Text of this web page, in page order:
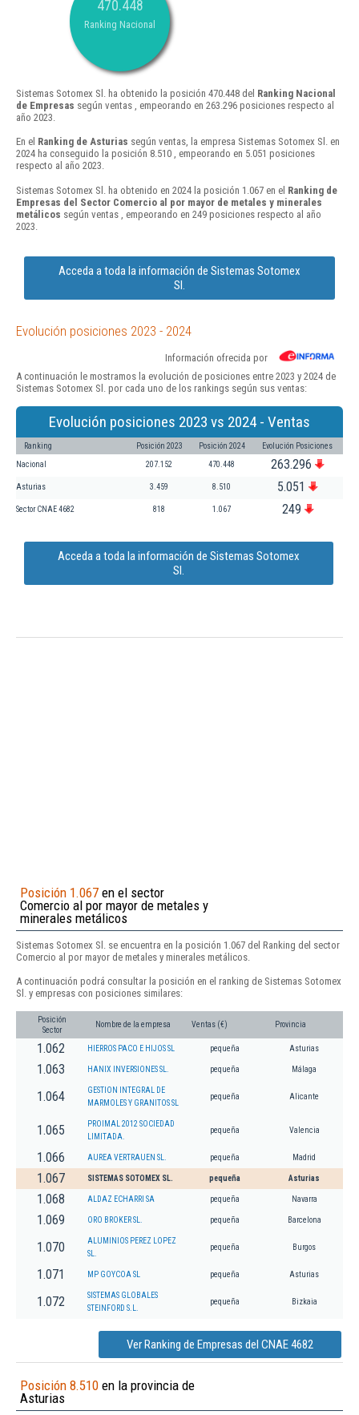
470.448
Ranking Nacional
Sistemas Sotomex Sl. ha obtenido la posición 470.448 del Ranking Nacional
de Empresas según ventas , empeorando en 263.296 posiciones respecto al
año 2023.
En el Ranking de Asturias según ventas, la empresa Sistemas Sotomex Sl. en
2024 ha conseguido la posición 8.510 , empeorando en 5.051 posiciones
respecto al año 2023.
Sistemas Sotomex Sl. ha obtenido en 2024 la posición 1.067 en el Ranking de
Empresas del Sector Comercio al por mayor de metales y minerales
metálicos según ventas , empeorando en 249 posiciones respecto al año
2023.
Acceda a toda la información de Sistemas Sotomex
Sl.
Evolución posiciones 2023 - 2024
Información ofrecida por
A continuación le mostramos la evolución de posiciones entre 2023 y 2024 de
Sistemas Sotomex Sl. por cada uno de los rankings según sus ventas:
Evolución posiciones 2023 vs 2024 - Ventas
Ranking Posición 2023 Posición 2024 Evolución Posiciones
Nacional 207.152 470.448 263.296
Asturias 3.459 8.510 5.051
Sector CNAE 4682 818 1.067 249
Acceda a toda la información de Sistemas Sotomex
Sl.
Posición 1.067 en el sector
Comercio al por mayor de metales y
minerales metálicos
Sistemas Sotomex Sl. se encuentra en la posición 1.067 del Ranking del sector
Comercio al por mayor de metales y minerales metálicos.
A continuación podrá consultar la posición en el ranking de Sistemas Sotomex
Sl. y empresas con posiciones similares:
Posición
Sector
Nombre de la empresa Ventas (€) Provincia
1.062 HIERROS PACO E HIJOS SL pequeña Asturias
1.063 HANIX INVERSIONES SL. pequeña Málaga
1.064
GESTION INTEGRAL DE
MARMOLES Y GRANITOS SL
pequeña Alicante
1.065
PROIMAL 2012 SOCIEDAD
LIMITADA.
pequeña Valencia
1.066 AUREA VERTRAUEN SL. pequeña Madrid
1.067 SISTEMAS SOTOMEX SL. pequeña Asturias
1.068 ALDAZ ECHARRI SA pequeña Navarra
1.069 ORO BROKER SL. pequeña Barcelona
1.070
ALUMINIOS PEREZ LOPEZ
SL.
pequeña Burgos
1.071 MP GOYCOA SL pequeña Asturias
1.072
SISTEMAS GLOBALES
STEINFORD S.L.
pequeña Bizkaia
Ver Ranking de Empresas del CNAE 4682
Posición 8.510 en la provincia de
Asturias